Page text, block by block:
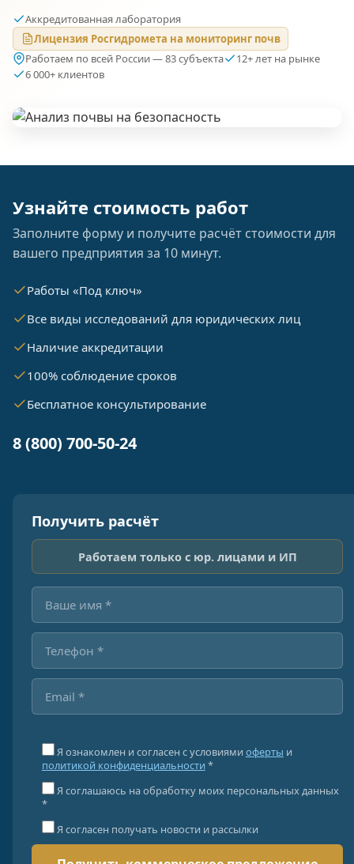
Аккредитованная лаборатория
Лицензия Росгидромета на мониторинг почв
Работаем по всей России — 83 субъекта
12+ лет на рынке
6 000+ клиентов
Узнайте стоимость работ
Заполните форму и получите расчёт стоимости для
вашего предприятия за 10 минут.
Работы «Под ключ»
Все виды исследований для юридических лиц
Наличие аккредитации
100% соблюдение сроков
Бесплатное консультирование
8 (800) 700-50-24
Получить расчёт
Работаем только с юр. лицами и ИП
Я ознакомлен и согласен с условиями оферты и
политикой конфиденциальности *
Я соглашаюсь на обработку моих персональных данных
*
Я согласен получать новости и рассылки